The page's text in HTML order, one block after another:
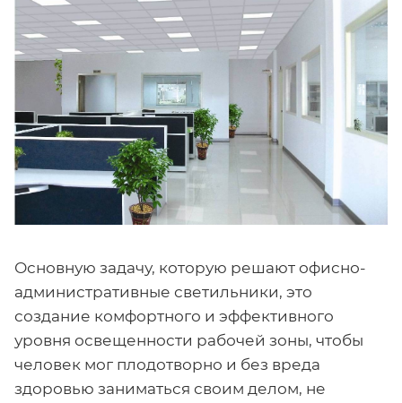
Основную задачу, которую решают офисно-
административные светильники, это
создание комфортного и эффективного
уровня освещенности рабочей зоны, чтобы
человек мог плодотворно и без вреда
здоровью заниматься своим делом, не